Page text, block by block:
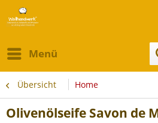
Menü
Übersicht Home
Olivenölseife Savon de